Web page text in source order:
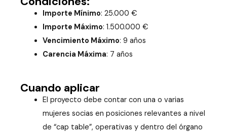
Importe Mínimo: 25.000 €
Importe Máximo: 1.500.000 €
Vencimiento Máximo: 9 años
Carencia Máxima: 7 años
Cuando aplicar
El proyecto debe contar con una o varias
mujeres socias en posiciones relevantes a nivel
de “cap table”, operativas y dentro del órgano